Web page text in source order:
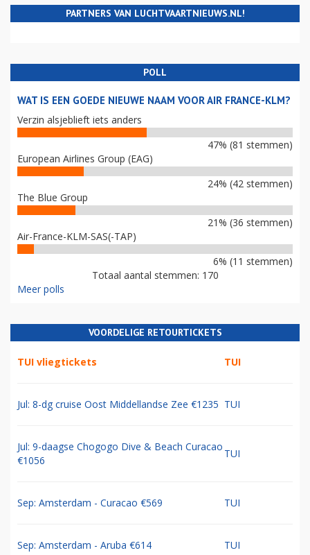
PARTNERS VAN LUCHTVAARTNIEUWS.NL!
POLL
WAT IS EEN GOEDE NIEUWE NAAM VOOR AIR FRANCE-KLM?
Verzin alsjeblieft iets anders
47% (81 stemmen)
European Airlines Group (EAG)
24% (42 stemmen)
The Blue Group
21% (36 stemmen)
Air-France-KLM-SAS(-TAP)
6% (11 stemmen)
Totaal aantal stemmen: 170
Meer polls
VOORDELIGE RETOURTICKETS
TUI vliegtickets TUI
Jul: 8-dg cruise Oost Middellandse Zee €1235 TUI
Jul: 9-daagse Chogogo Dive & Beach Curacao
€1056
TUI
Sep: Amsterdam - Curacao €569 TUI
Sep: Amsterdam - Aruba €614 TUI